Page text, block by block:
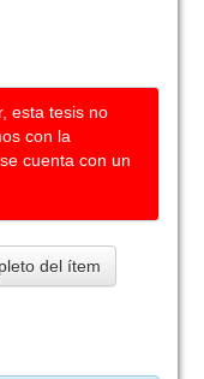
esta tesis no
con la
cuenta con un
del ítem